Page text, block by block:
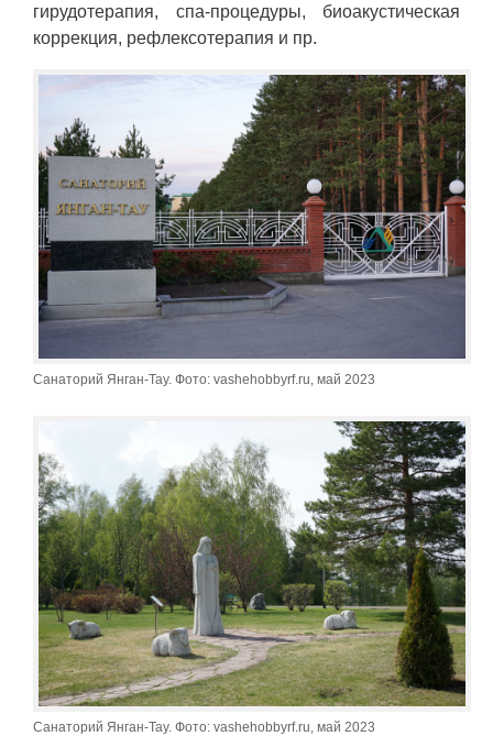
гирудотерапия, спа-процедуры, биоакустическая
коррекция, рефлексотерапия и пр.
Санаторий Янган-Тау. Фото: vashehobbyrf.ru, май 2023
Санаторий Янган-Тау. Фото: vashehobbyrf.ru, май 2023